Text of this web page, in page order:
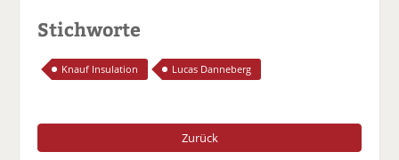
Stichworte
Knauf Insulation Lucas Danneberg
Zurück